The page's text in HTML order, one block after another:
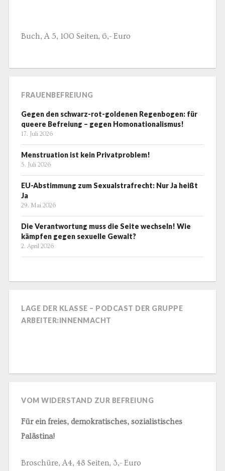
Buch, A 5, 100 Seiten, 6,- Euro
FRAUENBEFREIUNG
Gegen den schwarz-rot-goldenen Regenbogen: für
queere Befreiung – gegen Homonationalismus!
17. Juli 2026
Menstruation ist kein Privatproblem!
5. Juli 2026
EU-Abstimmung zum Sexualstrafrecht: Nur Ja heißt
Ja
29. Mai 2026
Die Verantwortung muss die Seite wechseln! Wie
kämpfen gegen sexuelle Gewalt?
2. April 2026
LAGE DER KLASSE – PODCAST DER GRUPPE
ARBEITER:INNENMACHT
VOM WIDERSTAND ZUR BEFREIUNG
Für ein freies, demokratisches, sozialistisches
Palästina!
Broschüre, A4, 48 Seiten, 3,- Euro